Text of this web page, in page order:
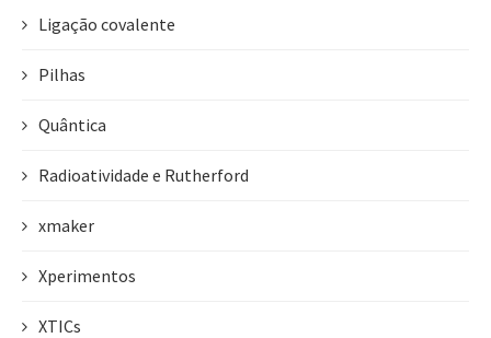
Ligação covalente
Pilhas
Quântica
Radioatividade e Rutherford
xmaker
Xperimentos
XTICs